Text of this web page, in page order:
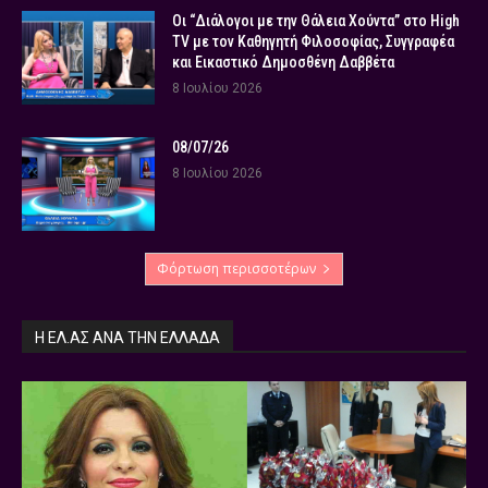
Οι “Διάλογοι με την Θάλεια Χούντα” στο High
TV με τον Καθηγητή Φιλοσοφίας, Συγγραφέα
και Εικαστικό Δημοσθένη Δαββέτα
8 Ιουλίου 2026
08/07/26
8 Ιουλίου 2026
Φόρτωση περισσοτέρων
Η ΕΛ.ΑΣ ΑΝΆ ΤΗΝ ΕΛΛΆΔΑ